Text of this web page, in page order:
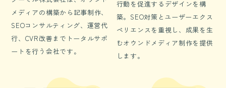
メディアの構築から記事制作、
SEOコンサルティング、運営代
行、CVR改善までトータルサポ
ートを行う会社です。
行動を促進するデザインを構
築。SEO対策とユーザーエクス
ペリエンスを重視し、成果を生
むオウンドメディア制作を提供
します。